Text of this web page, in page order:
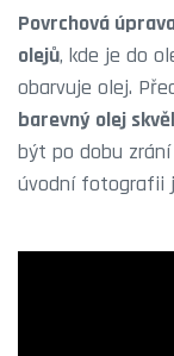
Povrchová
olejů, kde je do
obarvuje olej.
barevný olej
být po dobu
úvodní fotografii